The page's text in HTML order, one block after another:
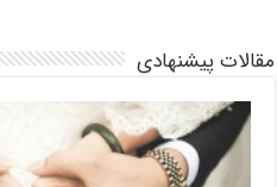
مقالات پیشنهادی